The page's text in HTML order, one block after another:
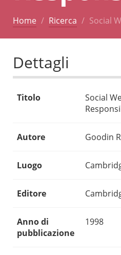
Home Ricerca Social
Dettagli
Titolo
Social
Autore Goodin
Luogo
Editore
Anno di
pubblicazione
1998